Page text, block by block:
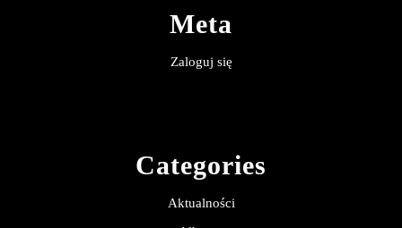
Meta
Zaloguj się
Categories
Aktualności